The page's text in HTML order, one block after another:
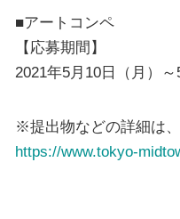
■アートコンペ
【応募期間】
2021年5月10日（月）～
※提出物などの詳細は
https://www.tokyo-